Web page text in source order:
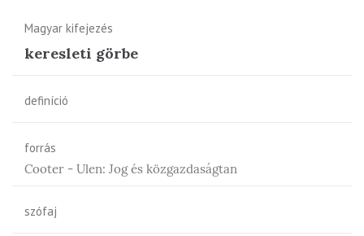
Magyar kifejezés
keresleti görbe
definíció
forrás
Cooter - Ulen: Jog és közgazdaságtan
szófaj